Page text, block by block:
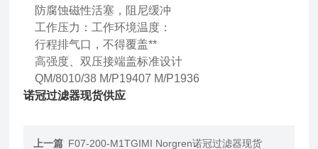
防腐蚀磁性活塞，阻尼缓冲
工作压力：工作环境温度：
行程排气口，不得覆盖**
高强度、双压接端盖标准设计
QM/8010/38 M/P19407 M/P1936
诺冠过滤器现货供应
上一篇 F07-200-M1TGIMI Norgren诺冠过滤器现货